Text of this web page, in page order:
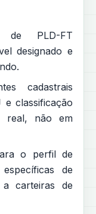
de PLD-FT
designado e
cadastrais
e classificação
real, não em
o perfil de
de
a carteiras de